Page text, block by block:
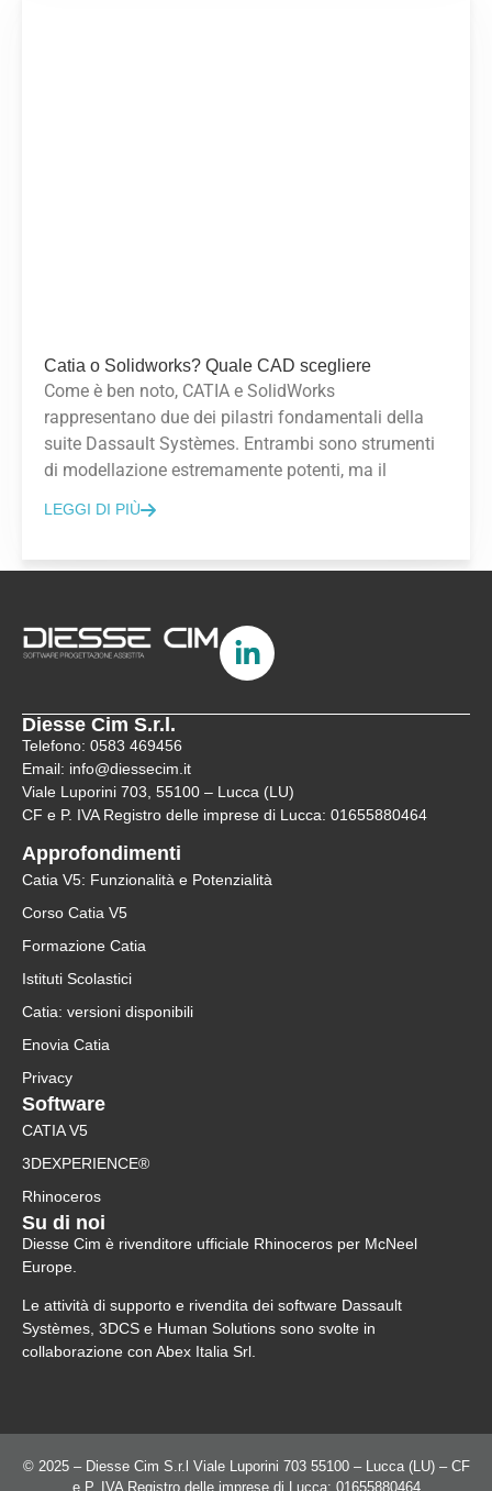
Catia o Solidworks? Quale CAD scegliere
Come è ben noto, CATIA e SolidWorks
rappresentano due dei pilastri fondamentali della
suite Dassault Systèmes. Entrambi sono strumenti
di modellazione estremamente potenti, ma il
LEGGI DI PIÙ
Diesse Cim S.r.l.
Telefono: 0583 469456
Email: info@diessecim.it
Viale Luporini 703, 55100 – Lucca (LU)
CF e P. IVA Registro delle imprese di Lucca: 01655880464
Approfondimenti
Catia V5: Funzionalità e Potenzialità
Corso Catia V5
Formazione Catia
Istituti Scolastici
Catia: versioni disponibili
Enovia Catia
Privacy
Software
CATIA V5
3DEXPERIENCE®
Rhinoceros
Su di noi
Diesse Cim è rivenditore ufficiale Rhinoceros per McNeel
Europe.
Le attività di supporto e rivendita dei software Dassault
Systèmes, 3DCS e Human Solutions sono svolte in
collaborazione con Abex Italia Srl.
© 2025 – Diesse Cim S.r.l Viale Luporini 703 55100 – Lucca (LU) – CF
e P. IVA Registro delle imprese di Lucca: 01655880464